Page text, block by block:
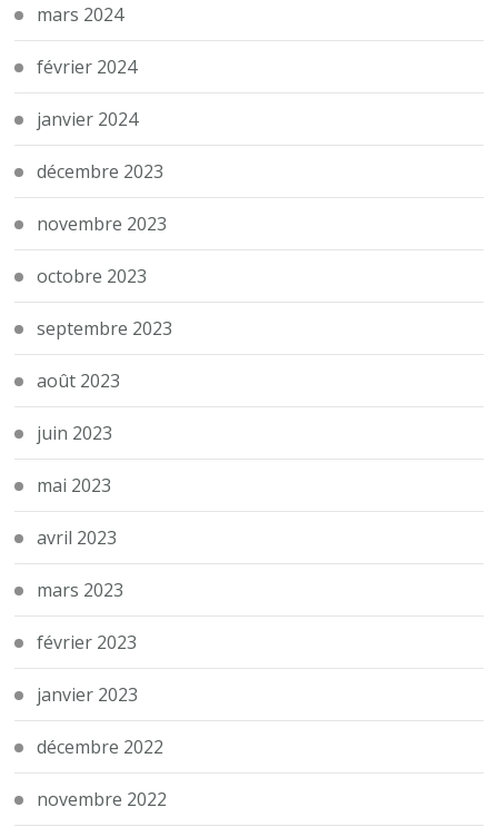
mars 2024
février 2024
janvier 2024
décembre 2023
novembre 2023
octobre 2023
septembre 2023
août 2023
juin 2023
mai 2023
avril 2023
mars 2023
février 2023
janvier 2023
décembre 2022
novembre 2022